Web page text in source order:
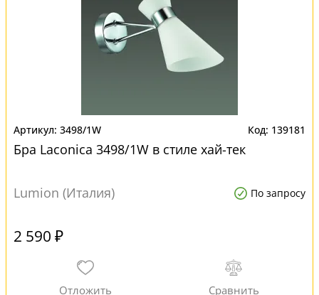
3498/1W 139181
Бра Laconica 3498/1W в стиле хай-тек
Lumion (Италия) По запросу
2 590 ₽